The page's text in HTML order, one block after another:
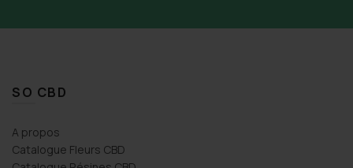
SO CBD
A propos
Catalogue Fleurs CBD